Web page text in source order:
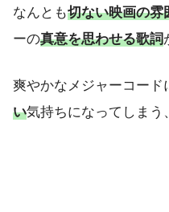
なんとも切ない映画の雰
ーの真意を思わせる歌詞
爽やかなメジャーコード
い気持ちになってしまう